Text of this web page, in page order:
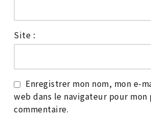
Site :
Enregistrer mon nom, mon e-
web dans le navigateur pour mon
commentaire.